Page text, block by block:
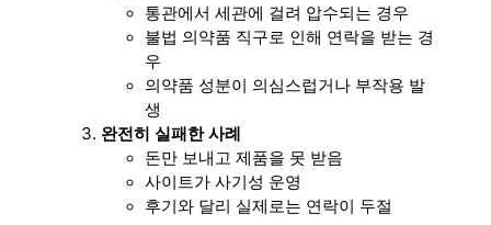
통관에서 세관에 걸려 압수되는 경우
불법 의약품 직구로 인해 연락을 받는 경
우
의약품 성분이 의심스럽거나 부작용 발
생
완전히 실패한 사례
돈만 보내고 제품을 못 받음
사이트가 사기성 운영
후기와 달리 실제로는 연락이 두절